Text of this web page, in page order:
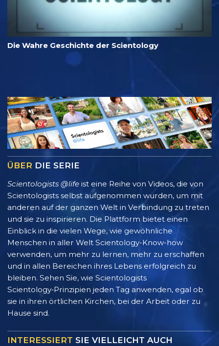
Die Wahre Geschichte der Scientology
ÜBER DIE SERIE
Scientologists @life ist eine Reihe von Videos, die von
Scientologists selbst aufgenommen wurden, um mit
anderen auf der ganzen Welt in Verbindung zu treten
und sie zu inspirieren. Die Plattform bietet einen
Einblick in die vielen Wege, wie gewöhnliche
Menschen in aller Welt Scientology-Know-how
verwenden, um mehr zu lernen, mehr zu erschaffen
und in allen Bereichen ihres Lebens erfolgreich zu
bleiben. Sehen Sie, wie Scientologists
Scientology‑Prinzipien jeden Tag anwenden, egal ob
sie in ihren örtlichen Kirchen, bei der Arbeit oder zu
Hause sind.
INTERESSIERT SIE VIELLEICHT AUCH